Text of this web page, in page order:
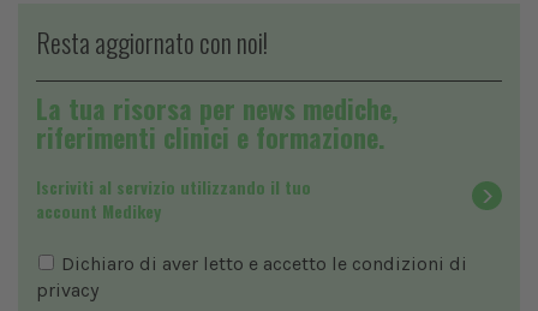
Resta aggiornato con noi!
La tua risorsa per news mediche,
riferimenti clinici e formazione.
Iscriviti al servizio utilizzando il tuo
account Medikey
Dichiaro di aver letto e accetto le condizioni di
privacy